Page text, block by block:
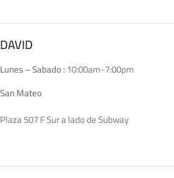
DAVID
Lunes – Sabado :10:00am-7:00pm
San Mateo
Plaza 507 F Sur a lado de Subway